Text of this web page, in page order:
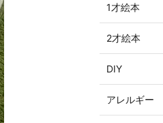
1才絵本
2才絵本
DIY
アレルギー